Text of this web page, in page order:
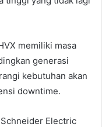
memiliki masa
generasi
kebutuhan akan
downtime.
Electric